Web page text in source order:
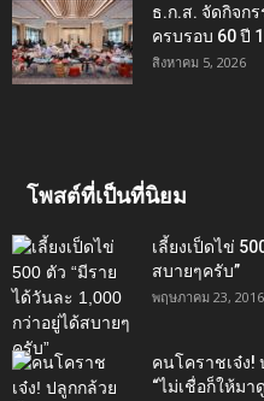
ธ.ก.ส. จัดกิจก
ครบรอบ 60 ปี
สิงหาคม 5, 2026
โพสต์ที่เป็นที่นิยม
เลี้ยงเป็ดไข่
สบายๆครับ”
พฤษภาคม 23, 2016
คนโคราชเจ๋ง!
“ไม่เชื่อก็ให้มา